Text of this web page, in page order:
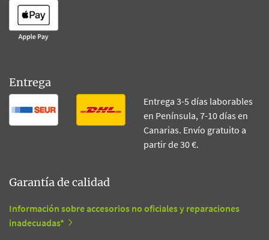
Entrega
Entrega 3-5 días laborables
en Península, 7-10 días en
Canarias. Envío gratuito a
partir de 30 €.
Garantía de calidad
Información sobre accesorios no oficiales y reparaciones
inadecuadas*